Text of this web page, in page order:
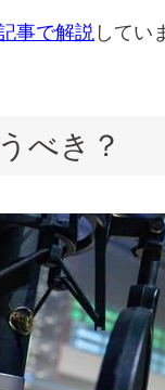
事で解説 してい
べき？